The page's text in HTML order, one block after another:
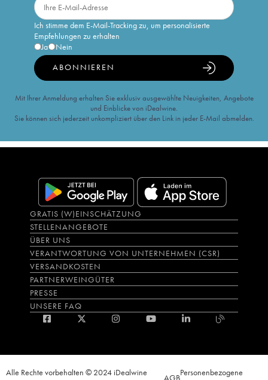
Ich stimme dem E-Mail-Tracking zu, um personalisierte
Empfehlungen zu erhalten
Ja
Nein
ABONNIEREN
Mit Ihrer Anmeldung erhalten Sie exklusiv ausgewählte Neuigkeiten, Angebote
und Einblicke von iDealwine.
Sie können sich jederzeit unkompliziert über den Link in jeder E-Mail abmelden.
GRATIS (W)EINSCHÄTZUNG
STELLENANGEBOTE
ÜBER UNS
VERANTWORTUNG VON UNTERNEHMEN (CSR)
VERSANDKOSTEN
PARTNERWEINGÜTER
PRESSE
UNSERE FAQ
Alle Rechte vorbehalten © 2024 iDealwine
AGBPersonenbezogene